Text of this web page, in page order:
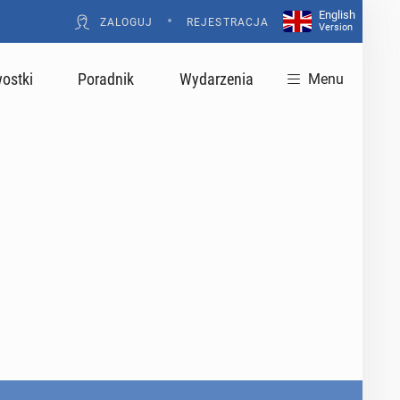
ZALOGUJ • REJESTRACJA
English
Version
Poradnik Wydarzenia Menu